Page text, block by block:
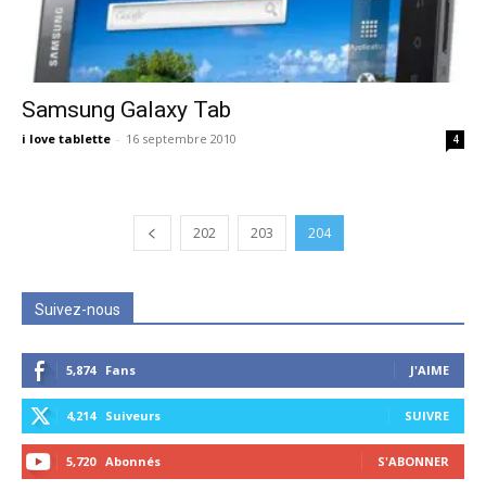
Samsung Galaxy Tab
i love tablette - 16 septembre 2010 4
202 203 204
Suivez-nous
5,874 Fans J'AIME
4,214 Suiveurs SUIVRE
5,720 Abonnés S'ABONNER